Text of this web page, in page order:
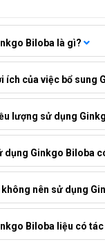
Biloba là gì?
ích của việc bổ sung
lượng sử dụng
dụng Ginkgo Biloba
không nên sử dụng
Biloba liệu có